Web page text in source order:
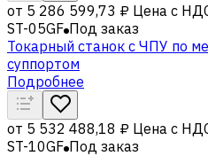
от 5 286 599,73 ₽ Цена с
ST-05GF Под заказ
Токарный станок с ЧПУ по
суппортом
Подробнее
от 5 532 488,18 ₽ Цена с
ST-10GF Под заказ